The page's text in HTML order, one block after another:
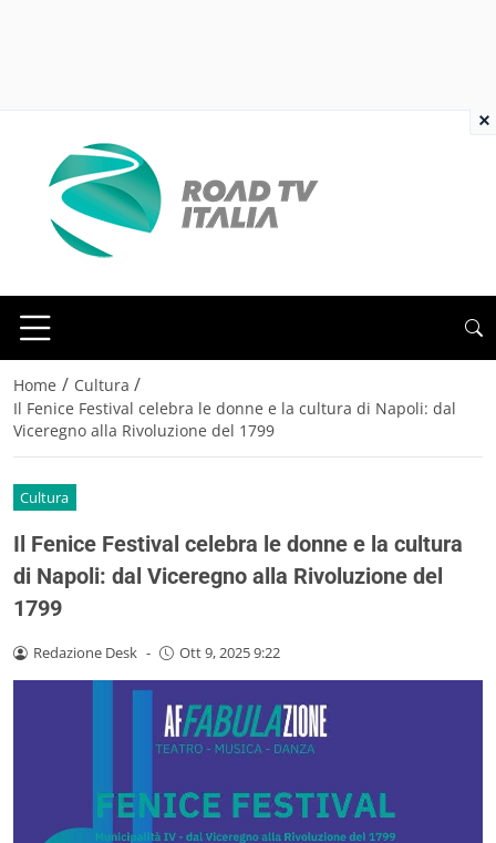
Home / Cultura /
Il Fenice Festival celebra le donne e la cultura di Napoli: dal
Viceregno alla Rivoluzione del 1799
Cultura
Il Fenice Festival celebra le donne e la cultura
di Napoli: dal Viceregno alla Rivoluzione del
1799
Redazione Desk - Ott 9, 2025 9:22
×